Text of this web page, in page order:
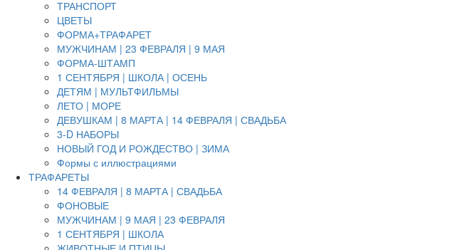
ТРАНСПОРТ
ЦВЕТЫ
ФОРМА+ТРАФАРЕТ
МУЖЧИНАМ | 23 ФЕВРАЛЯ | 9 МАЯ
ФОРМА-ШТАМП
1 СЕНТЯБРЯ | ШКОЛА | ОСЕНЬ
ДЕТЯМ | МУЛЬТФИЛЬМЫ
ЛЕТО | МОРЕ
ДЕВУШКАМ | 8 МАРТА | 14 ФЕВРАЛЯ | СВАДЬБА
3-D НАБОРЫ
НОВЫЙ ГОД И РОЖДЕСТВО | ЗИМА
Формы с иллюстрациями
ТРАФАРЕТЫ
14 ФЕВРАЛЯ | 8 МАРТА | СВАДЬБА
ФОНОВЫЕ
МУЖЧИНАМ | 9 МАЯ | 23 ФЕВРАЛЯ
1 СЕНТЯБРЯ | ШКОЛА